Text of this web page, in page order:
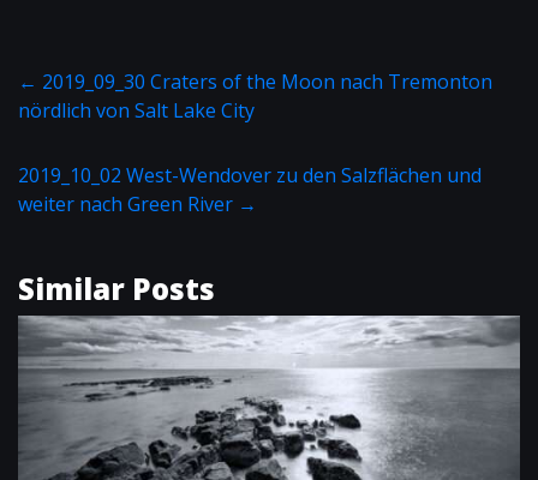
← 2019_09_30 Craters of the Moon nach Tremonton
nördlich von Salt Lake City
2019_10_02 West-Wendover zu den Salzflächen und
weiter nach Green River →
Similar Posts